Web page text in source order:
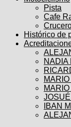
Pista
Cafe
Histórico de
NADIA
IBAN